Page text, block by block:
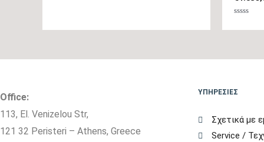
με
Office:
113, El. Venizelou Str,
121 32 Peristeri – Athens, Greece
ΥΠΗΡΕΣΙΕΣ
Σχετικά με
Service /